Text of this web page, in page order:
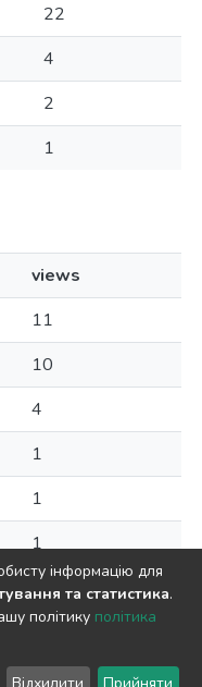
22
4
2
1
views
11
10
4
1
1
1
User Send
інформацію для
та статистика.
політику політика